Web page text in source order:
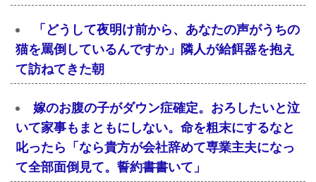
「どうして夜明け前から、あなたの声がうちの
猫を罵倒しているんですか」隣人が給餌器を抱え
て訪ねてきた朝
嫁のお腹の子がダウン症確定。おろしたいと泣
いて家事もまともにしない。命を粗末にするなと
叱ったら「なら貴方が会社辞めて専業主夫になっ
て全部面倒見て。誓約書書いて」